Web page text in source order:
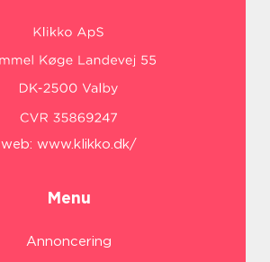
web: www.klikko.dk/
Menu
Annoncering